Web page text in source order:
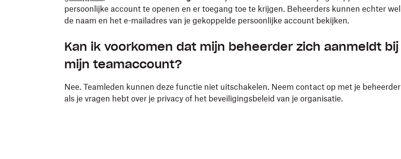
persoonlijke account te openen en er toegang toe te krijgen. Beheerders kunnen echter wel
de naam en het e-mailadres van je gekoppelde persoonlijke account bekijken.
Kan ik voorkomen dat mijn beheerder zich aanmeldt bij
mijn teamaccount?
Nee. Teamleden kunnen deze functie niet uitschakelen. Neem contact op met je beheerder
als je vragen hebt over je privacy of het beveiligingsbeleid van je organisatie.